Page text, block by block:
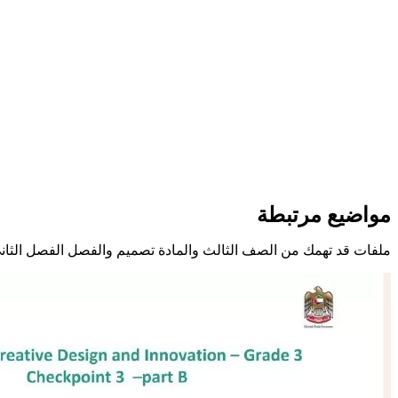
مواضيع مرتبطة
ملفات قد تهمك من الصف الثالث والمادة تصميم والفصل الفصل